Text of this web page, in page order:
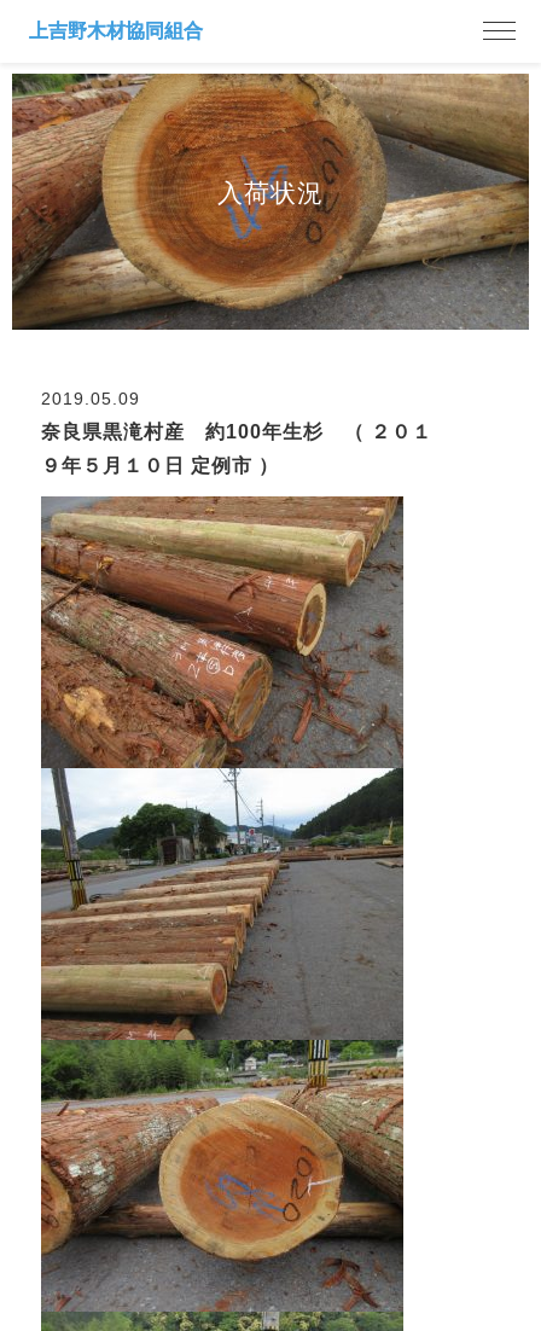
入荷状況
2019.05.09
奈良県黒滝村産 約100年生杉 （ ２０１
９年５月１０日 定例市 ）